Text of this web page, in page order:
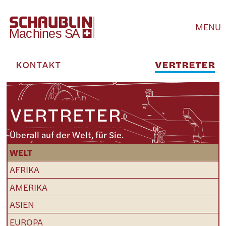
MENU
KONTAKT VERTRETER
VERTRETER
Überall auf der Welt, für Sie.
WELT
AFRIKA
AMERIKA
ASIEN
EUROPA